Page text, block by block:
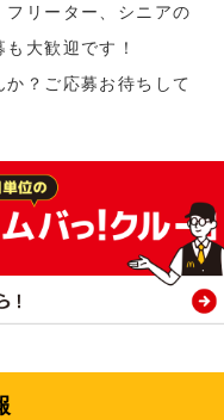
リーター、シニアの
大歓迎です！
？ご応募お待ちして